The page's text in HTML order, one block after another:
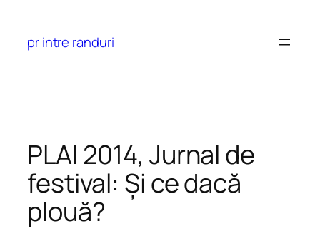
content
pr intre randuri
PLAI 2014, Jurnal de
festival: Și ce dacă
plouă?